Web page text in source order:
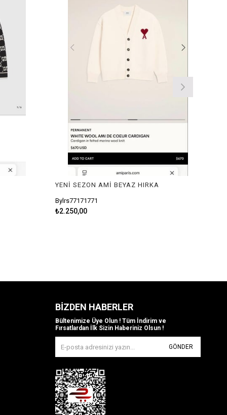
YENİ SEZON AMİ BEYAZ HIRKA
Bylrs77171771
₺2.250,00
BIZDEN HABERLER
Bültenimize Üye Olun ! Tüm İndirim ve
Fırsatlardan İlk Sizin Haberiniz Olsun !
GÖNDER